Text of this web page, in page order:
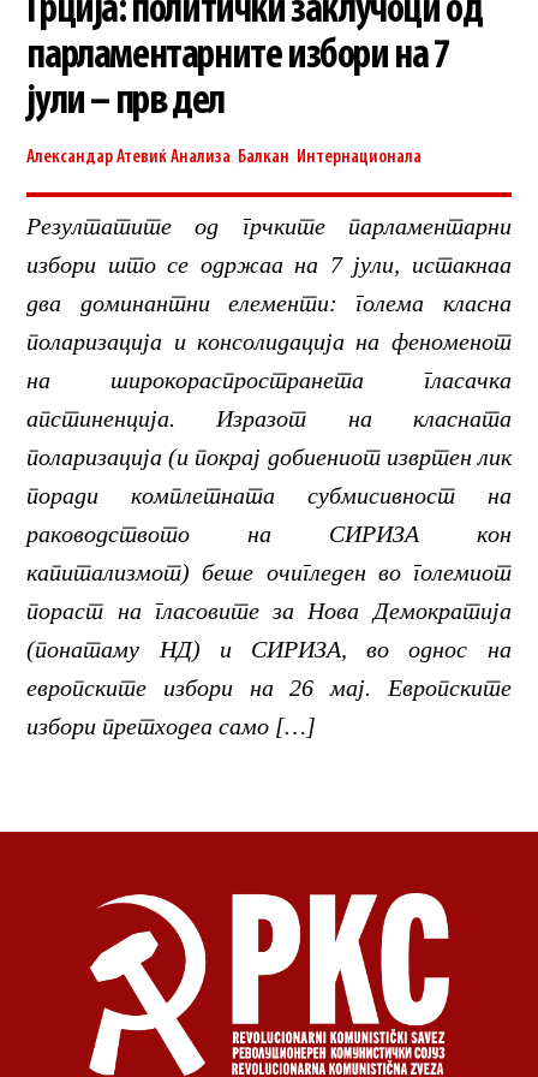
Грција: политички заклучоци од
парламентарните избори на 7
јули – прв дел
Александар Атевиќ Анализа Балкан Интернационала
Резултатите од грчките парламентарни
избори што се одржаа на 7 јули, истакнаа
два доминантни елементи: голема класна
поларизација и консолидација на феноменот
на широкораспространета гласачка
апстиненција. Изразот на класната
поларизација (и покрај добиениот извртен лик
поради комплетната субмисивност на
раководството на СИРИЗА кон
капитализмот) беше очигледен во големиот
пораст на гласовите за Нова Демократија
(понатаму НД) и СИРИЗА, во однос на
европските избори на 26 мај. Европските
избори претходеа само […]